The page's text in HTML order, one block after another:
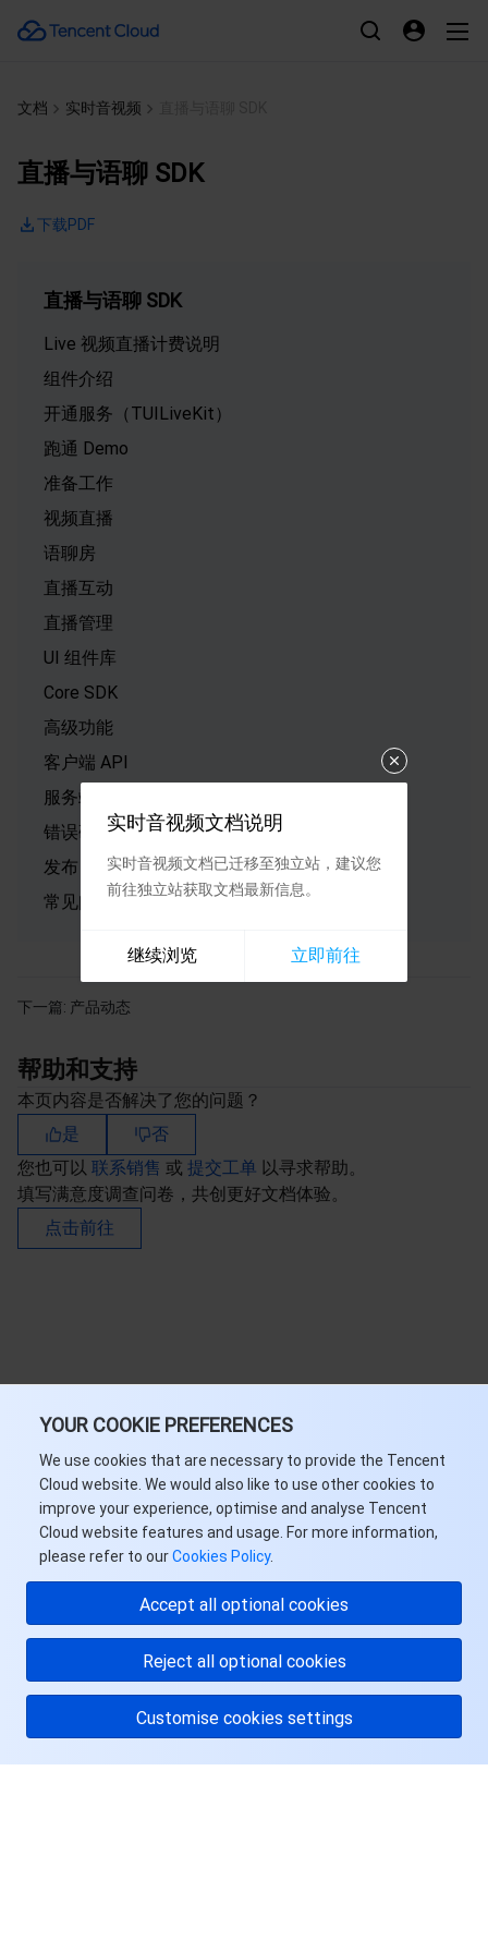
YOUR COOKIE PREFERENCES
We use cookies that are necessary to provide the Tencent
Cloud website. We would also like to use other cookies to
improve your experience, optimise and analyse Tencent
Cloud website features and usage. For more information,
please refer to ourCookies Policy.
Accept all optional cookies
Reject all optional cookies
Customise cookies settings
文档 实时音视频
直播与语聊 SDK
下载PDF
直播与语聊 SDK
Live 视频直播计费说明
组件介绍
开通服务（TUILiveKit）
跑通 Demo
准备工作
视频直播
语聊房
直播互动
直播管理
UI 组件库
Core SDK
高级功能
客户端 API
服务端 API
错误码
发布日志
常见问题
下一篇: 产品动态
帮助和支持
本页内容是否解决了您的问题？
是
否
您也可以 联系销售 或 提交工单 以寻求帮助。
填写满意度调查问卷，共创更好文档体验。
点击前往
实时音视频文档说明
实时音视频文档已迁移至独立站，建议您
前往独立站获取文档最新信息。
立即前往
继续浏览